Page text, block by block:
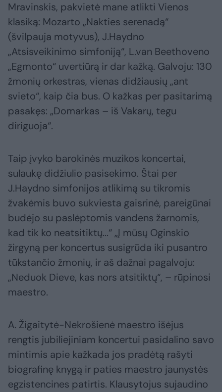
Mravinskis, pakvietė mane atlikti Vienos
klasiką: Mozarto „Nakties serenadą“
(švilpauja motyvus), J.Haydno
„Atsisveikinimo simfoniją“, L.van Beethoveno
„Egmonto“ uvertiūrą ir dar kažką. Galvoju: 130
žmonių orkestras, vienas didžiausių „ant
svieto“, kaip čia bus. O kažkas per pasitarimą
pasakęs: „Domarkas – iš Vakarų, tegu
diriguoja“.
Taip įvyko barokinės muzikos koncertai,
sulaukę didžiulio pasisekimo. Štai per
J.Haydno simfonijos atlikimą su tikromis
žvakėmis buvo sukviesta gaisrinė, pareigūnai
budėjo su paslėptomis vandens žarnomis,
kad tik ko neatsitiktų...“ „Į mūsų Oginskio
žirgyną per koncertus susigrūda iki pusantro
tūkstančio žmonių, ir aš dažnai pagalvoju:
„Neduok Dieve, kas nors atsitiktų“, – rūpinosi
maestro.
A. Žigaitytė-Nekrošienė maestro išėjus
rengtis jubiliejiniam koncertui pasidalino savo
mintimis apie kažkada jos pradėtą rašyti
biografinę knygą ir paties maestro jaunystės
egzistencines patirtis. Klausytojus sujaudino